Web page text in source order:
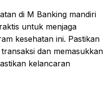
di M Banking mandiri
untuk menjaga
kesehatan ini. Pastikan
dan memasukkan
kelancaran